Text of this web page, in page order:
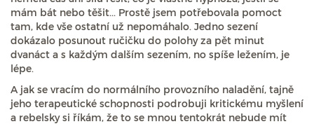
mám bát nebo těšit... Prostě jsem potřebovala pomoct
tam, kde vše ostatní už nepomáhalo. Jedno sezení
dokázalo posunout ručičku do polohy za pět minut
dvanáct a s každým dalším sezením, no spíše ležením, je
lépe.
A jak se vracím do normálního provozního naladění, tajně
jeho terapeutické schopnosti podrobuji kritickému myšlení
a rebelsky si říkám, že to se mnou tentokrát nebude mít